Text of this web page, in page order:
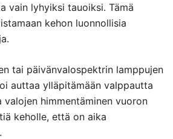
vain lyhyiksi tauoiksi. Tämä
kehon luonnollisia
tai päivänvalospektrin lamppujen
auttaa ylläpitämään valppautta
valojen himmentäminen vuoron
keholle, että on aika